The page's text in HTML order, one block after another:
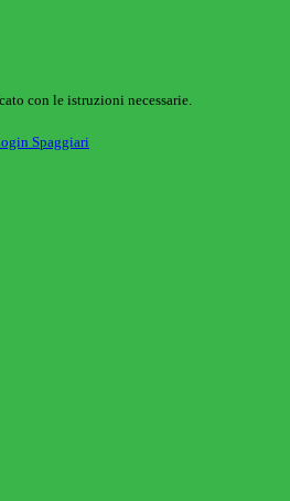
con le istruzioni necessarie.
Spaggiari